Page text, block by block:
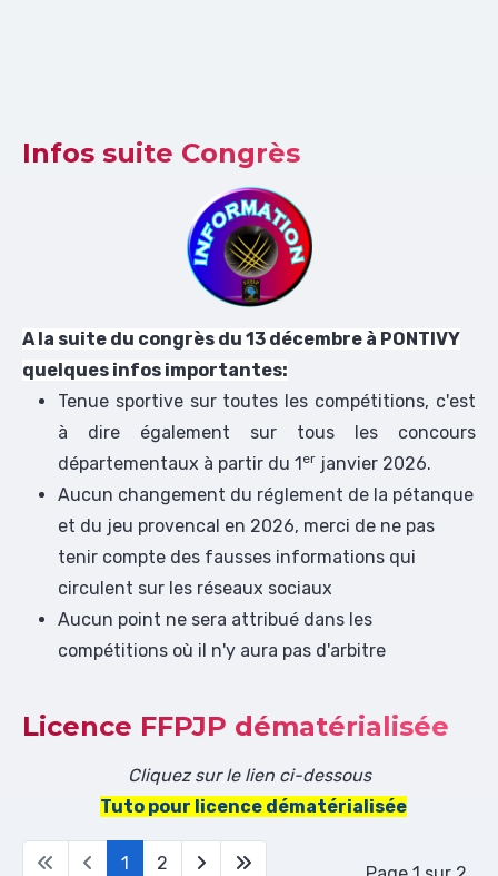
Infos suite Congrès
A la suite du congrès du 13 décembre à PONTIVY
Licence FFPJP dématérialisée
Cliquez sur le lien ci-dessous
Tuto pour licence dématérialisée
Page 1 sur 2
1 2